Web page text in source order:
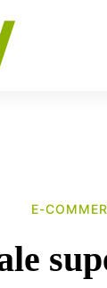
E-